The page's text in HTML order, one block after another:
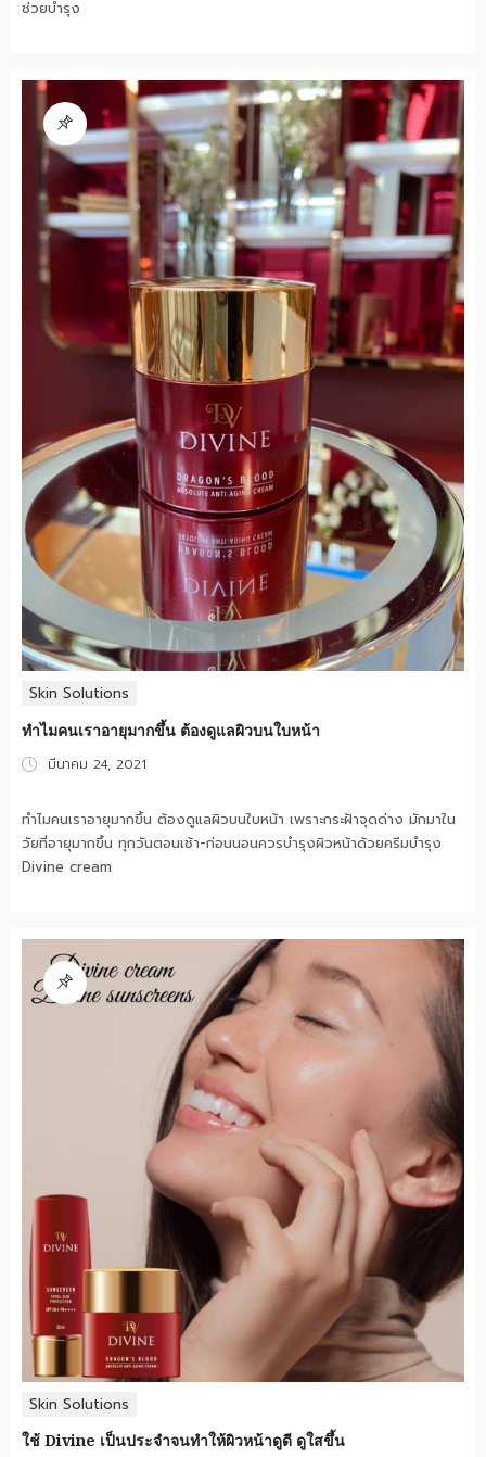
ช่วยบำรุง
Skin Solutions
ทำไมคนเราอายุมากขึ้น ต้องดูแลผิวบนใบหน้า
Posted
มีนาคม 24, 2021
ทำไมคนเราอายุมากขึ้น ต้องดูแลผิวบนใบหน้า เพราะกระฝ้าจุดด่าง มักมาใน
วัยที่อายุมากขึ้น ทุกวันตอนเช้า-ก่อนนอนควรบำรุงผิวหน้าด้วยครีมบำรุง
Divine cream
Skin Solutions
ใช้ Divine เป็นประจำจนทำให้ผิวหน้าดูดี ดูใสขึ้น